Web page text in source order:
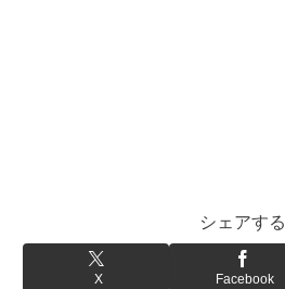
シェアする
X Facebook